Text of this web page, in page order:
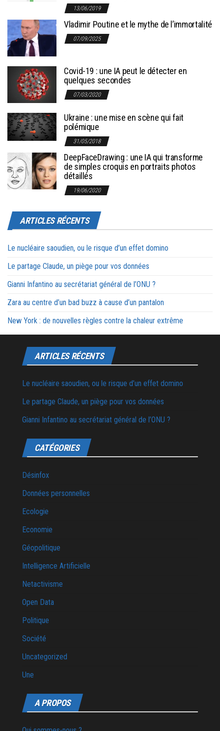
13/06/2019
Vladimir Poutine et le mythe de l’immortalité
07/09/2025
Covid-19 : une IA peut le détecter en
quelques secondes
07/03/2020
Ukraine : une mise en scène qui fait
polémique
31/05/2018
DeepFaceDrawing : une IA qui transforme
de simples croquis en portraits photos
détaillés
19/06/2020
ARTICLES RÉCENTS
Le nucléaire saoudien, ou le risque d’un effet domino
Le partage Claude, un piège pour vos données
Gianni Infantino au secrétariat général de l’ONU ?
Zara au centre d’un bad buzz à cause d’un pantalon
New York : de nouvelles règles contre la chaleur extrême
ARTICLES RÉCENTS
Le nucléaire saoudien, ou le risque d’un effet domino
Le partage Claude, un piège pour vos données
Gianni Infantino au secrétariat général de l’ONU ?
CATÉGORIES
Désinfox
Données personnelles
Ecologie
Economie
Géopolitique
Intelligence Artificielle
Netactivisme
Open Data
Politique
Société
Uncategorized
Une
A PROPOS